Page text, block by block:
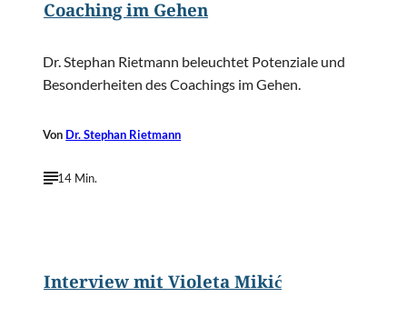
Coaching im Gehen
Dr. Stephan Rietmann beleuchtet Potenziale und
Besonderheiten des Coachings im Gehen.
Von Dr. Stephan Rietmann
14 Min.
Interview mit Violeta Mikić